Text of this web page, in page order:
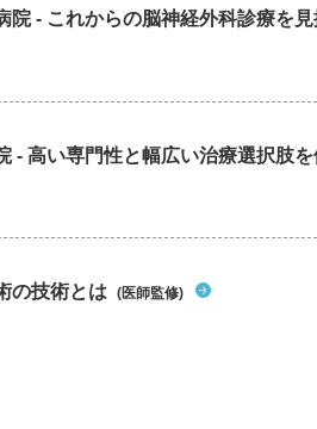
院 - これからの脳神経外科診療を
- 高い専門性と幅広い治療選択肢
の技術とは (医師監修)